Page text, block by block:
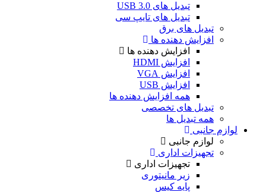
تبدیل های USB 3.0
تبدیل های تایپ سی
تبدیل های برق
افزایش دهنده ها
افزایش دهنده ها
افزایش HDMI
افزایش VGA
افزایش USB
همه افزایش دهنده ها
تبدیل های تخصصی
همه تبدیل ها
لوازم جانبی
لوازم جانبی
تجهیزات اداری
تجهیزات اداری
زیر مانیتوری
پایه کیس